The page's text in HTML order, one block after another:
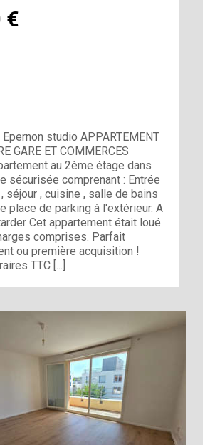
€
studio APPARTEMENT
GARE ET COMMERCES
au 2ème étage dans
sécurisée comprenant : Entrée
séjour , cuisine , salle de bains
place de parking à l'extérieur. A
Cet appartement était loué
comprises. Parfait
ou première acquisition !
TTC [...]